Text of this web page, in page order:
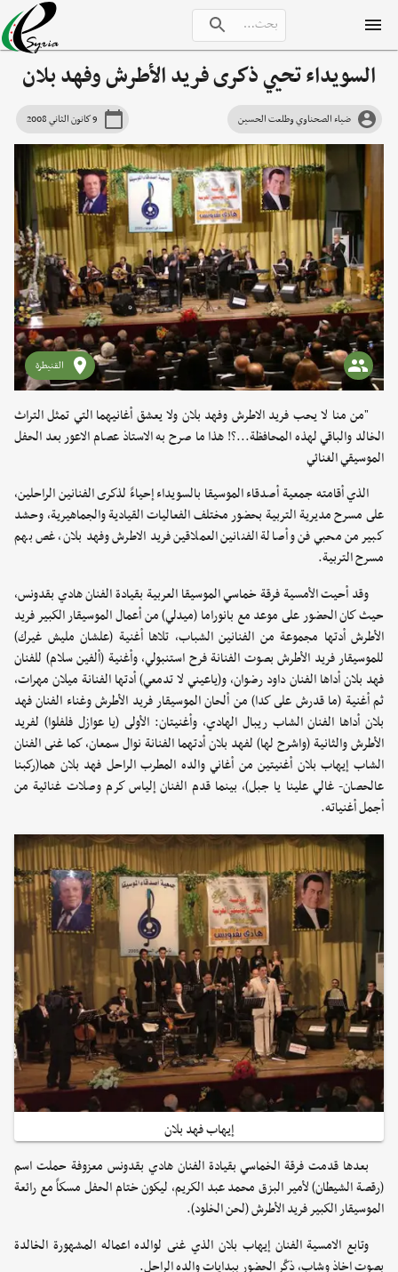
السويداء تحيي ذكرى فريد الأطرش وفهد بلان
ضياء الصحناوي وطلعت الحسين 9 كانون الثاني 2008
القنيطرة
"من منا لا يحب فريد الاطرش وفهد بلان ولا يعشق أغانيهما التي تمثل التراث
الخالد والباقي لهذه المحافظة...؟! هذا ما صرح به الاستاذ عصام الاعور بعد الحفل
الموسيقي الغنائي
الذي أقامته جمعية أصدقاء الموسيقا بالسويداء إحياءً لذكرى الفنانين الراحلين،
على مسرح مديرية التربية بحضور مختلف الفعاليات القيادية والجماهيرية، وحشد
كبير من محبي فن وأصالة الفنانين العملاقين فريد الاطرش وفهد بلان، غص بهم
مسرح التربية.
وقد أحيت الأمسية فرقة خماسي الموسيقا العربية بقيادة الفنان هادي بقدونس،
حيث كان الحضور على موعد مع بانوراما (ميدلي) من أعمال الموسيقار الكبير فريد
الأطرش أدتها مجموعة من الفنانين الشباب، تلاها أغنية (علشان مليش غيرك)
للموسيقار فريد الأطرش بصوت الفنانة فرح استنبولي، وأغنية (ألفين سلام) للفنان
فهد بلان أداها الفنان داود رضوان، و(ياعيني لا تدمعي) أدتها الفنانة ميلان مهرات،
ثم أغنية (ما قدرش على كدا) من ألحان الموسيقار فريد الأطرش وغناء الفنان فهد
بلان أداها الفنان الشاب ريبال الهادي، وأغنيتان: الأولى (يا عوازل فلفلوا) لفريد
الأطرش والثانية (واشرح لها) لفهد بلان أدتهما الفنانة نوال سمعان، كما غنى الفنان
الشاب إيهاب بلان أغنيتين من أغاني والده المطرب الراحل فهد بلان هما(ركبنا
عالحصان- غالي علينا يا جبل)، بينما قدم الفنان إلياس كرم وصلات غنائية من
أجمل أغنياته.
إيهاب فهد بلان
بعدها قدمت فرقة الخماسي بقيادة الفنان هادي بقدونس معزوفة حملت اسم
(رقصة الشيطان) لأمير البزق محمد عبد الكريم، ليكون ختام الحفل مسكاً مع رائعة
الموسيقار الكبير فريد الأطرش (لحن الخلود).
وتابع الامسية الفنان إيهاب بلان الذي غنى لوالده اعماله المشهورة الخالدة
بصوت اخاذ وشاب، ذكّر الحضور ببدايات والده الراحل.